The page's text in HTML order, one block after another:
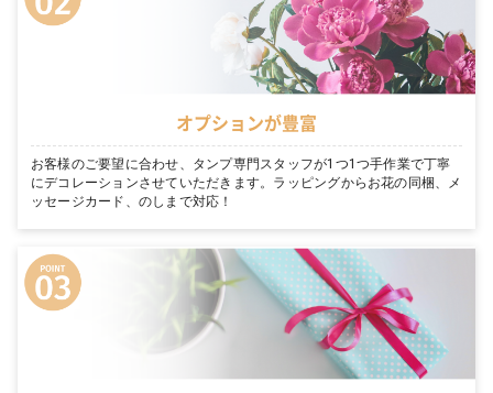
オプションが豊富
お客様のご要望に合わせ、タンプ専門スタッフが1つ1つ手作業で丁寧
にデコレーションさせていただきます。ラッピングからお花の同梱、メ
ッセージカード、のしまで対応！